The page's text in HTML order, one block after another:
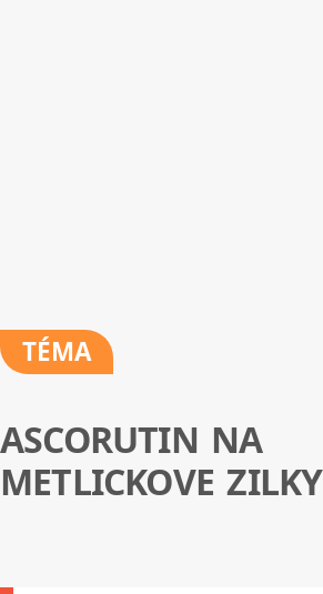
TÉMA
ASCORUTIN NA
METLICKOVE ZILKY